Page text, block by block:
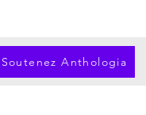
Soutenez Anthologia